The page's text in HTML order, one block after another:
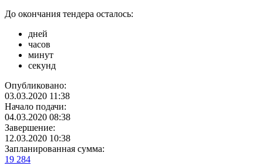
До окончания тендера осталось:
дней
часов
минут
секунд
Опубликовано:
03.03.2020 11:38
Начало подачи:
04.03.2020 08:38
Завершение:
12.03.2020 10:38
Запланированная сумма:
19 284